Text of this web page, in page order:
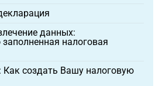
данных:
налоговая
Как создать Вашу налоговую